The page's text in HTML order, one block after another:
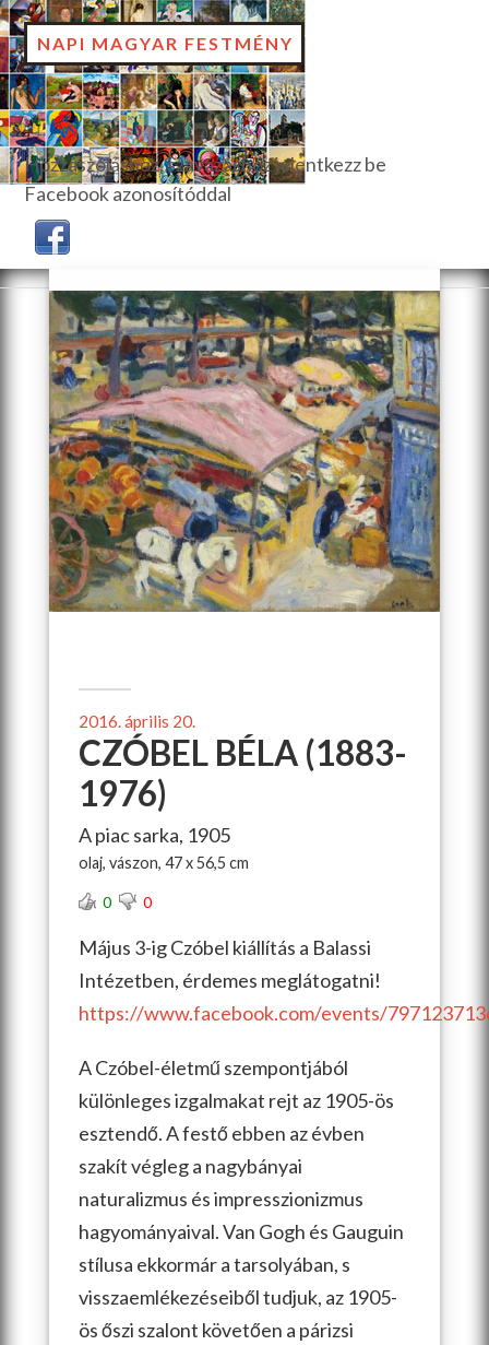
NAPI MAGYAR FESTMÉNY
Hozzászóláshoz, szavazáshoz jelentkezz be
Facebook azonosítóddal
2016. április 20.
CZÓBEL BÉLA (1883-
1976)
A piac sarka, 1905
olaj, vászon, 47 x 56,5 cm
0 0
Május 3-ig Czóbel kiállítás a Balassi
Intézetben, érdemes meglátogatni!
https://www.facebook.com/events/
A Czóbel-életmű szempontjából
különleges izgalmakat rejt az 1905-ös
esztendő. A festő ebben az évben
szakít végleg a nagybányai
naturalizmus és impresszionizmus
hagyományaival. Van Gogh és Gauguin
stílusa ekkormár a tarsolyában, s
visszaemlékezéseiből tudjuk, az 1905-
ös őszi szalont követően a párizsi